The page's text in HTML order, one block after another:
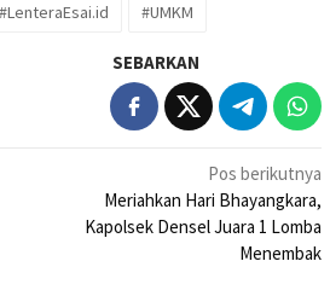
#LenteraEsai.id #UMKM
SEBARKAN
Pos berikutnya
Meriahkan Hari Bhayangkara,
Kapolsek Densel Juara 1 Lomba
Menembak